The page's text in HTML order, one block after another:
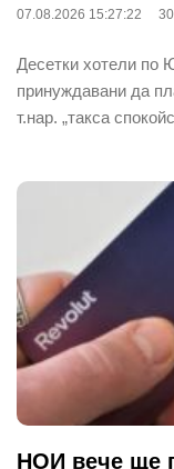
07.08.2026 15:27:22
Десетки хотели по
принуждавани да
т.нар. „такса
НОИ вече ще